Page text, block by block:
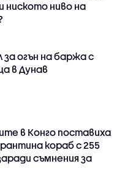
ниското ниво на
за огън на баржа с
в Дунав
в Конго поставиха
кораб с 255
съмнения за